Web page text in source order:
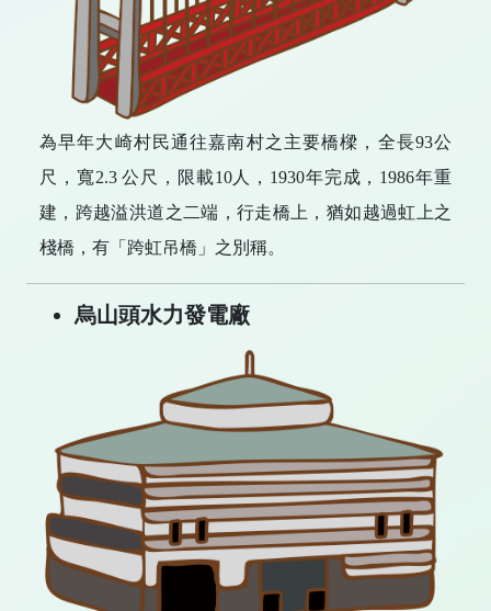
為早年大崎村民通往嘉南村之主要橋樑，全長93公
尺，寬2.3 公尺，限載10人，1930年完成，1986年重
建，跨越溢洪道之二端，行走橋上，猶如越過虹上之
棧橋，有「跨虹吊橋」之別稱。
烏山頭水力發電廠